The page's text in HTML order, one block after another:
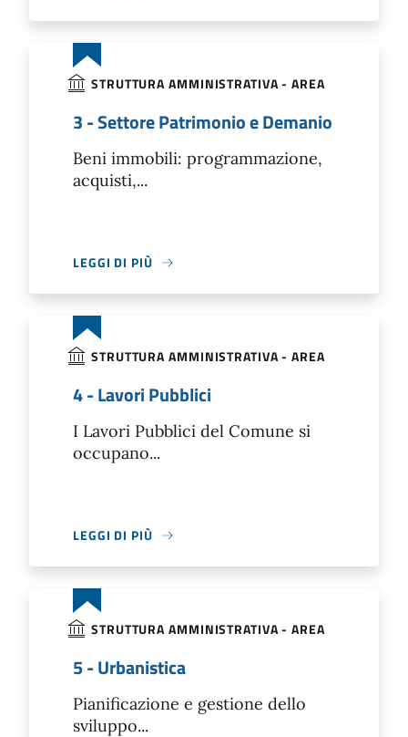
STRUTTURA AMMINISTRATIVA - AREA
3 - Settore Patrimonio e Demanio
Beni immobili: programmazione,
acquisti,...
LEGGI DI PIÙ
STRUTTURA AMMINISTRATIVA - AREA
4 - Lavori Pubblici
I Lavori Pubblici del Comune si
occupano...
LEGGI DI PIÙ
STRUTTURA AMMINISTRATIVA - AREA
5 - Urbanistica
Pianificazione e gestione dello
sviluppo...